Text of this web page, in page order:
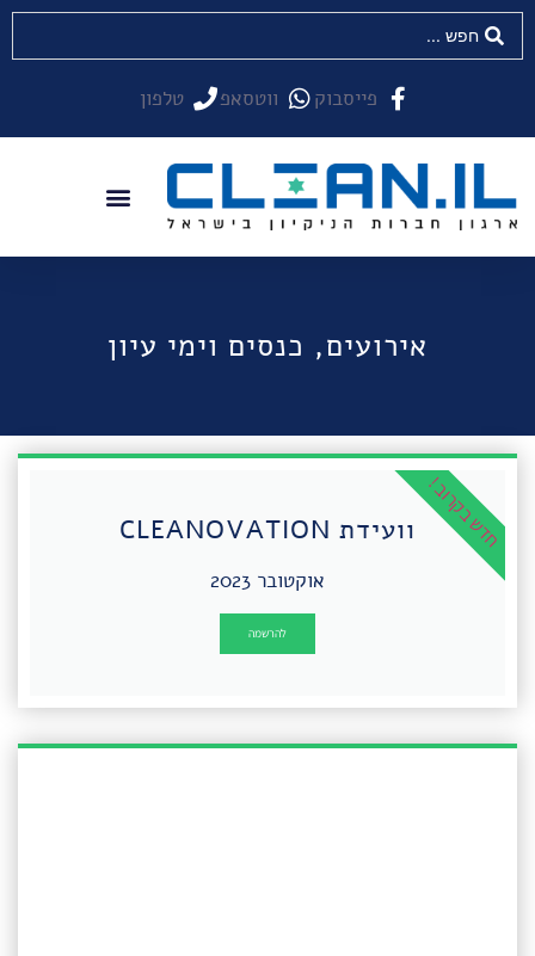
פייסבוק ווטסאפ טלפון
אירועים, כנסים וימי עיון
וועידת CLEANOVATION
אוקטובר 2023
להרשמה
חדש בקרוב !